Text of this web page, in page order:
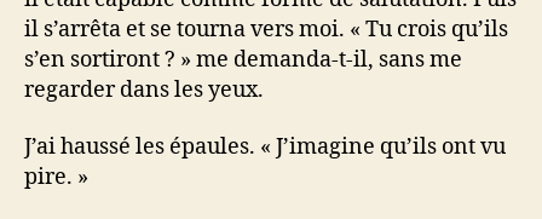
il s’arrêta et se tourna vers moi. « Tu crois qu’ils
s’en sortiront ? » me demanda-t-il, sans me
regarder dans les yeux.
J’ai haussé les épaules. « J’imagine qu’ils ont vu
pire. »